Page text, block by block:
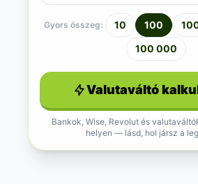
Gyors összeg: 10 100
100 000
Valutaváltó
Bankok, Wise, Revolut és
helyen — lásd, hol jársz a